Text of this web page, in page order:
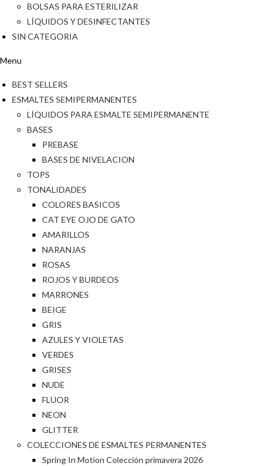
BOLSAS PARA ESTERILIZAR
LÍQUIDOS Y DESINFECTANTES
SIN CATEGORIA
Menu
BEST SELLERS
ESMALTES SEMIPERMANENTES
LÍQUIDOS PARA ESMALTE SEMIPERMANENTE
BASES
PREBASE
BASES DE NIVELACION
TOPS
TONALIDADES
COLORES BASICOS
CAT EYE OJO DE GATO
AMARILLOS
NARANJAS
ROSAS
ROJOS Y BURDEOS
MARRONES
BEIGE
GRIS
AZULES Y VIOLETAS
VERDES
GRISES
NUDE
FLUOR
NEON
GLITTER
COLECCIONES DE ESMALTES PERMANENTES
Spring In Motion Colección primavera 2026